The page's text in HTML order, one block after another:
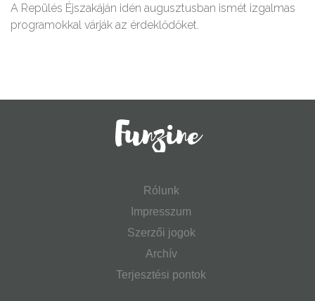
A Repülés Éjszakáján idén augusztusban ismét izgalmas
programokkal várják az érdeklődőket.
Rólunk
Impresszum
Szerzői jogok
Archív
Terjesztési pontok